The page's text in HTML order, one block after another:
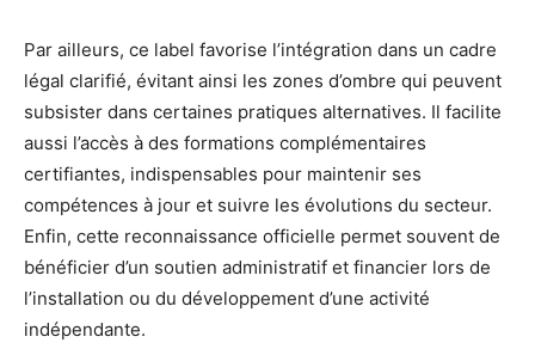
Par ailleurs, ce label favorise l’intégration dans un cadre
légal clarifié, évitant ainsi les zones d’ombre qui peuvent
subsister dans certaines pratiques alternatives. Il facilite
aussi l’accès à des formations complémentaires
certifiantes, indispensables pour maintenir ses
compétences à jour et suivre les évolutions du secteur.
Enfin, cette reconnaissance officielle permet souvent de
bénéficier d’un soutien administratif et financier lors de
l’installation ou du développement d’une activité
indépendante.